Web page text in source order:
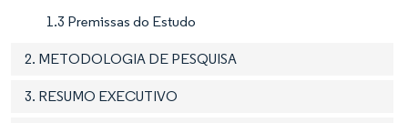
1.3 Premissas do Estudo
2. METODOLOGIA DE PESQUISA
3. RESUMO EXECUTIVO